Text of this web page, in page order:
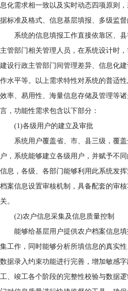
息化需求相一致以及实时动态四项原则
据标准及格式、信息基层填报、多级监督
系统的信息填报工作直接依靠区、
主管部门相关管理人员，在系统设计时
建设行政主管部门间管理差异、信息化
作水平等。以上需求特性对系统的普适
效率、易用性、海量信息存储及管理等
言，功能性需求包含以下部分：
(1)各级用户的建立及审批
系统用户覆盖省、市、县三级，覆
户，系统能够建立各级用户，并赋予不
信息，各级、各部门能够利用此系统发
档案信息设置审核机制，具备配套的审
关。
(2)农户信息采集及信息质量控制
能够给基层用户提供农户档案信息
集工作，同时能够分析所填信息的真实
数据录入约束功能进行完善，增加敏感
工、竣工各个阶段的完整性校验与数据